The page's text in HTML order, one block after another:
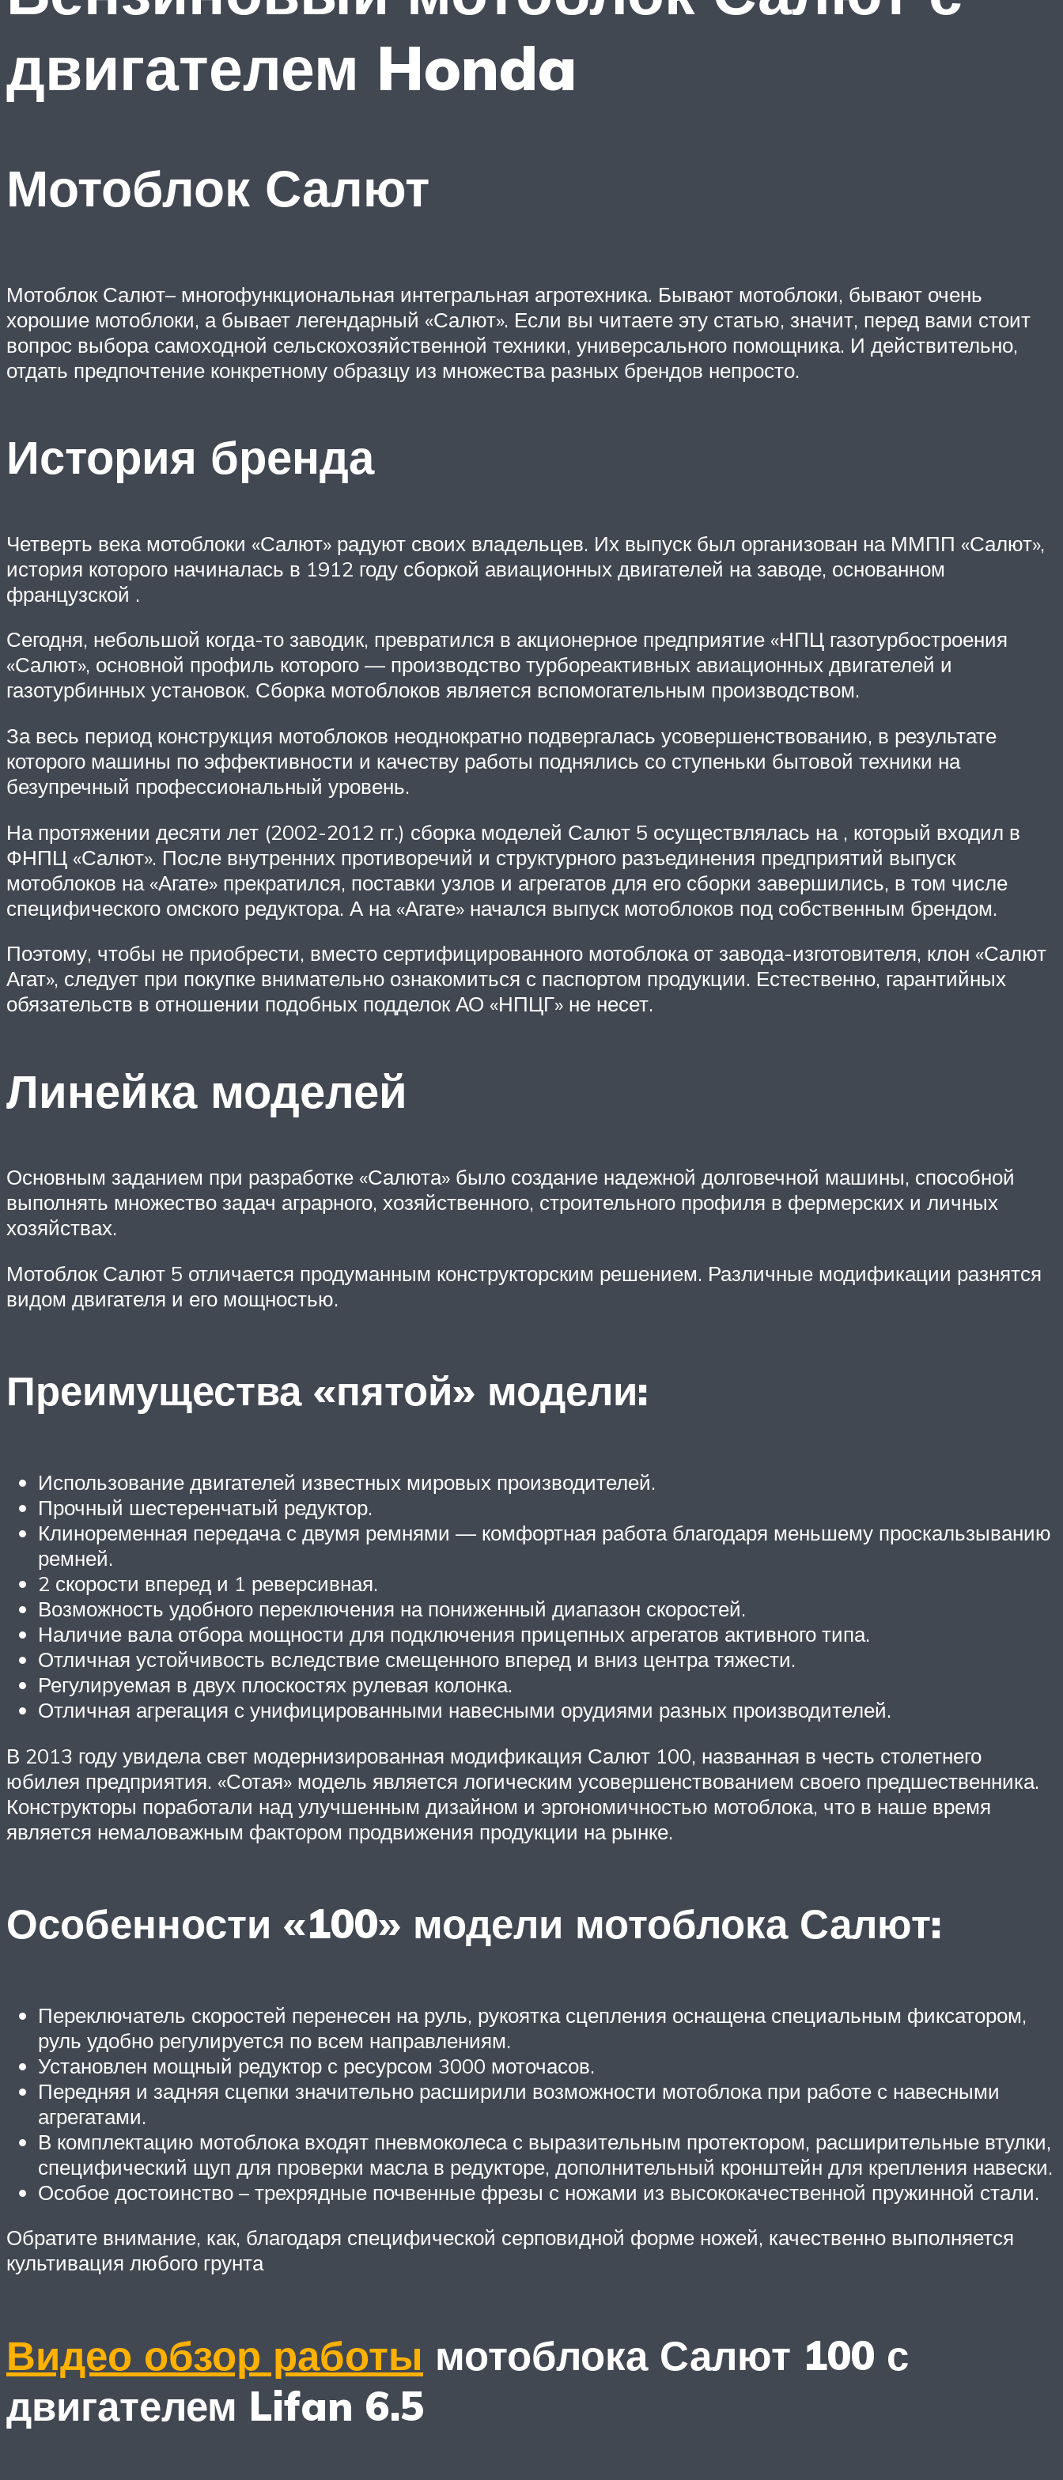
двигателем Honda
Мотоблок Салют
Мотоблок Салют– многофункциональная интегральная агротехника. Бывают мотоблоки, бывают очень
хорошие мотоблоки, а бывает легендарный «Салют». Если вы читаете эту статью, значит, перед вами стоит
вопрос выбора самоходной сельскохозяйственной техники, универсального помощника. И действительно,
отдать предпочтение конкретному образцу из множества разных брендов непросто.
История бренда
Четверть века мотоблоки «Салют» радуют своих владельцев. Их выпуск был организован на ММПП «Салют»,
история которого начиналась в 1912 году сборкой авиационных двигателей на заводе, основанном
французской .
Сегодня, небольшой когда-то заводик, превратился в акционерное предприятие «НПЦ газотурбостроения
«Салют», основной профиль которого — производство турбореактивных авиационных двигателей и
газотурбинных установок. Сборка мотоблоков является вспомогательным производством.
За весь период конструкция мотоблоков неоднократно подвергалась усовершенствованию, в результате
которого машины по эффективности и качеству работы поднялись со ступеньки бытовой техники на
безупречный профессиональный уровень.
На протяжении десяти лет (2002-2012 гг.) сборка моделей Салют 5 осуществлялась на , который входил в
ФНПЦ «Салют». После внутренних противоречий и структурного разъединения предприятий выпуск
мотоблоков на «Агате» прекратился, поставки узлов и агрегатов для его сборки завершились, в том числе
специфического омского редуктора. А на «Агате» начался выпуск мотоблоков под собственным брендом.
Поэтому, чтобы не приобрести, вместо сертифицированного мотоблока от завода-изготовителя, клон «Салют
Агат», следует при покупке внимательно ознакомиться с паспортом продукции. Естественно, гарантийных
обязательств в отношении подобных подделок АО «НПЦГ» не несет.
Линейка моделей
Основным заданием при разработке «Салюта» было создание надежной долговечной машины, способной
выполнять множество задач аграрного, хозяйственного, строительного профиля в фермерских и личных
хозяйствах.
Мотоблок Салют 5 отличается продуманным конструкторским решением. Различные модификации разнятся
видом двигателя и его мощностью.
Преимущества «пятой» модели:
Использование двигателей известных мировых производителей.
Прочный шестеренчатый редуктор.
Клиноременная передача с двумя ремнями — комфортная работа благодаря меньшему проскальзыванию
ремней.
2 скорости вперед и 1 реверсивная.
Возможность удобного переключения на пониженный диапазон скоростей.
Наличие вала отбора мощности для подключения прицепных агрегатов активного типа.
Отличная устойчивость вследствие смещенного вперед и вниз центра тяжести.
Регулируемая в двух плоскостях рулевая колонка.
Отличная агрегация с унифицированными навесными орудиями разных производителей.
В 2013 году увидела свет модернизированная модификация Салют 100, названная в честь столетнего
юбилея предприятия. «Сотая» модель является логическим усовершенствованием своего предшественника.
Конструкторы поработали над улучшенным дизайном и эргономичностью мотоблока, что в наше время
является немаловажным фактором продвижения продукции на рынке.
Особенности «100» модели мотоблока Салют:
Переключатель скоростей перенесен на руль, рукоятка сцепления оснащена специальным фиксатором,
руль удобно регулируется по всем направлениям.
Установлен мощный редуктор с ресурсом 3000 моточасов.
Передняя и задняя сцепки значительно расширили возможности мотоблока при работе с навесными
агрегатами.
В комплектацию мотоблока входят пневмоколеса с выразительным протектором, расширительные втулки,
специфический щуп для проверки масла в редукторе, дополнительный кронштейн для крепления навески.
Особое достоинство – трехрядные почвенные фрезы с ножами из высококачественной пружинной стали.
Обратите внимание, как, благодаря специфической серповидной форме ножей, качественно выполняется
культивация любого грунта
Видео обзор работы мотоблока Салют 100 с
двигателем Lifan 6.5